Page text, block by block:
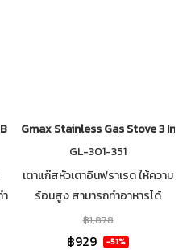
Iron GL-303A-20
Gmax Stainless Gas Stove 3
GL-301-351
เตาแก๊สหัวเตาอินฟราเรด ให้ความ
ร้อนสูง สามารถทำอาหารได้
รวดเร็ว วัสดุตัวเตาสแตนเลส
แข็งแรง ทนทาน ไม่เป็นสนิม
฿1,878
฿929 -51%